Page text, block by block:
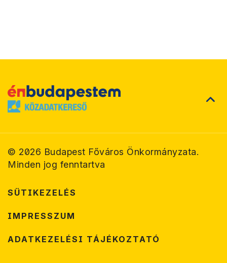
© 2026 Budapest Főváros Önkormányzata.
Minden jog fenntartva
SÜTIKEZELÉS
IMPRESSZUM
ADATKEZELÉSI TÁJÉKOZTATÓ